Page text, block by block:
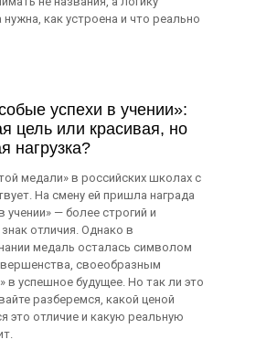
как устроена и что реально
успехи в учении»:
цель или красивая, но
нагрузка?
медали» в российских школах с
На смену ей пришла награда
учении» — более строгий и
отличия. Однако в
медаль осталась символом
своеобразным
в успешное будущее. Но так ли это
разберемся, какой ценой
это отличие и какую реальную